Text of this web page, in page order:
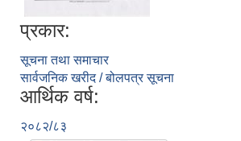
प्रकार:
सूचना तथा समाचार
सार्वजनिक खरीद / बोलपत्र सूचना
आर्थिक वर्ष:
२०८२/८३